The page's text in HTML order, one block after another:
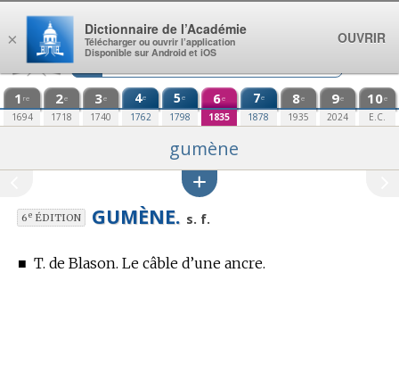
Aller au contenu
1 re
1694
2e
1718
3e
1740
4e
1762
5e
1798
6e
1835
7e
1878
8e
1935
9e
2024
10e
E.C.
gumène
6eÉDITION GUMÈNE. s. f.
■ T. de Blason. Le câble d’une ancre.
×
Dictionnaire de l’Académie
Télécharger ou ouvrir l’application
Disponible sur Android et iOS
OUVRIR